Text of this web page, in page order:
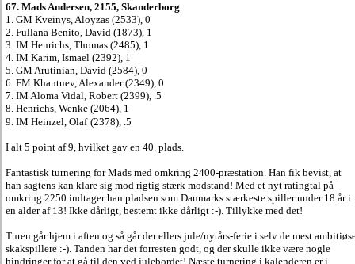
67. Mads Andersen, 2155, Skanderborg
1. GM Kveinys, Aloyzas (2533), 0
2. Fullana Benito, David (1873), 1
3. IM Henrichs, Thomas (2485), 1
4. IM Karim, Ismael (2392), 1
5. GM Arutinian, David (2584), 0
6. FM Khantuev, Alexander (2349), 0
7. IM Aloma Vidal, Robert (2399), .5
8. Henrichs, Wenke (2064), 1
9. IM Heinzel, Olaf (2378), .5
I alt 5 point af 9, hvilket gav en 40. plads.
Fantastisk turnering for Mads med omkring 2400-præstation. Han fik bevist, at
han sagtens kan klare sig mod rigtig stærk modstand! Med et nyt ratingtal på
omkring 2250 indtager han pladsen som Danmarks stærkeste spiller under 18 år i
en alder af 13! Ikke dårligt, bestemt ikke dårligt :-). Tillykke med det!
Turen går hjem i aften og så går der ellers jule/nytårs-ferie i selv de mest
skakspillere :-). Tanden har det forresten godt, og der skulle ikke være nogle
hindringer for at gå til den ved julebordet! Næste turnering i kalenderen er i